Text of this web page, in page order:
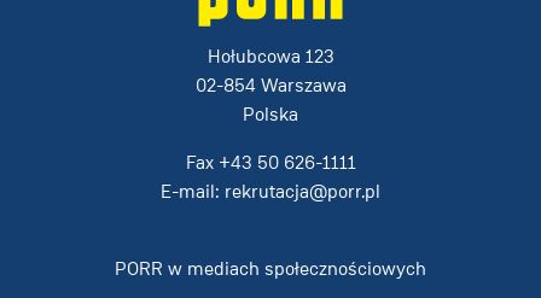
Hołubcowa 123
02-854 Warszawa
Polska
Fax +43 50 626-1111
E-mail: rekrutacja@porr.pl
PORR w mediach społecznościowych